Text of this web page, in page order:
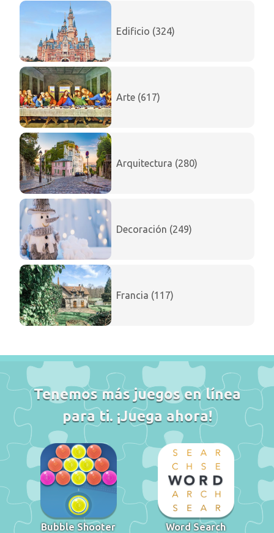
Edificio (324)
Arte (617)
Arquitectura (280)
Decoración (249)
Francia (117)
Tenemos más juegos en línea
para ti. ¡Juega ahora!
Bubble Shooter
Word Search